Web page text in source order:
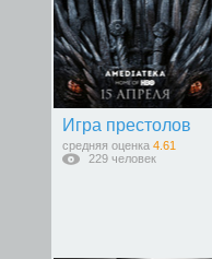
Игра престолов
средняя оценка 4.61
229 человек